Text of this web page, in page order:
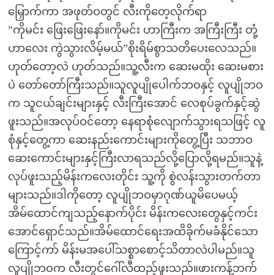
မြှောက်ကာ အဖုတ်ဝတွင် လီးကိုတေ့လိုက်ရာ
”ကိုမင်း ဖြေးဖြေးနော်။ကိုမင်း ဟာကြီးက အကြီးကြီး တုံ့
ဟာလေး ကွဲသွားလိမ့်မယ်”စိုးရိမ်စွာသတိပေးလေသည်။
ဟုတ်တော့လဲ ဟုတ်သည်။သူ့လီးက ဆေးမထိုး ဆေးမစား
ပဲ တော်တော်ကြီးသည်။သူလူပျိုပေါက်ဘဝနှင့် လူပျိုဘဝ
က သူငယ်ချင်းများနှင့် လီးကြီးအောင် လေစုပ်ခွက်နှင့်ဆွဲ
ဖူးသည်။အလုပ်ဝင်တော့ နေရာစုံလျောက်သွားရသဖြင့် လူ
စုံနှင့်တွေ့ကာ ဆေးနည်းကောင်းများကိုတွေ့ပြီး သဘာဝ
ဆေးကောင်းများနှင့်ကြီးလာရသည်လို့ပြောလို့ရမည်။သူနဲ့
လုပ်ဖူးသည့်မိန်းကလေးတိုင်း သူ့ကို စွဲလန်းသွားတက်တာ
များသည်။ဒါကိုတော့ လူပျိုဘဝမှာဂုဏ်ယူမိပေမယ့်
အိမ်ထောင်ကျသည့်နောက်ပိုင်း မိန်းကလေးတွေနှင့်ကင်း
အောင်ရှောင်သည်။အိမ်ထောင်ရေးအထိခိုက်မခံနိုင်သော
ကြောင့်ကာ် မိန်းမအပေါ်သစ္စာစောင့်သိတာလဲပါမည်။သူ
လူပျိုဘဝက လီးတွင်ဂေါ်လီထည့်ဖူးသည်။ဖားကန့်ဘက်